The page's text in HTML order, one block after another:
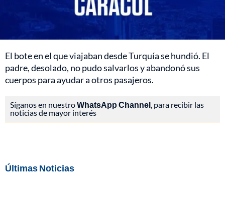
El bote en el que viajaban desde Turquía se hundió. El
padre, desolado, no pudo salvarlos y abandonó sus
cuerpos para ayudar a otros pasajeros.
Síganos en nuestroWhatsApp Channel , para recibir las
noticias de mayor interés
Últimas Noticias